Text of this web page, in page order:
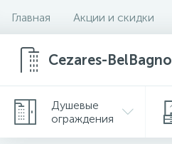
Главная Акции и скидки
Cezares-BelBagno
Душевые
ограждения